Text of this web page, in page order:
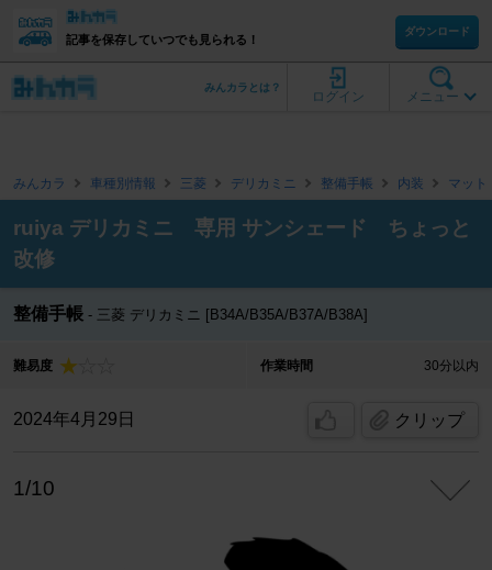
記事を保存していつでも見られる！
ダウンロード
メニュー
ログイン
みんカラとは？
みんカラ 車種別情報 三菱 デリカミニ 整備手帳 内装 マット
ruiya デリカミニ 専用 サンシェード ちょっと
改修
整備手帳 三菱 デリカミニ [B34A/B35A/B37A/B38A]
難易度 作業時間 30分以内
2024年4月29日 クリップ
1/10